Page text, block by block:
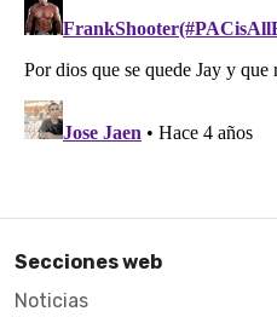
Secciones web
Noticias